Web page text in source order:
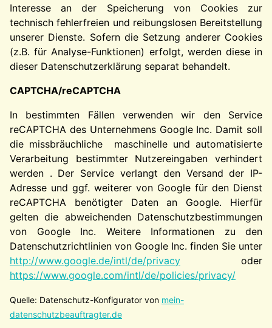
Interesse an der Speicherung von Cookies zur
technisch fehlerfreien und reibungslosen Bereitstellung
unserer Dienste. Sofern die Setzung anderer Cookies
(z.B. für Analyse-Funktionen) erfolgt, werden diese in
dieser Datenschutzerklärung separat behandelt.
CAPTCHA/reCAPTCHA
In bestimmten Fällen verwenden wir den Service
reCAPTCHA des Unternehmens Google Inc. Damit soll
die missbräuchliche maschinelle und automatisierte
Verarbeitung bestimmter Nutzereingaben verhindert
werden . Der Service verlangt den Versand der IP-
Adresse und ggf. weiterer von Google für den Dienst
reCAPTCHA benötigter Daten an Google. Hierfür
gelten die abweichenden Datenschutzbestimmungen
von Google Inc. Weitere Informationen zu den
Datenschutzrichtlinien von Google Inc. finden Sie unter
http://www.google.de/intl/de/privacy oder
https://www.google.com/intl/de/policies/privacy/
Quelle: Datenschutz-Konfigurator von mein-
datenschutzbeauftragter.de